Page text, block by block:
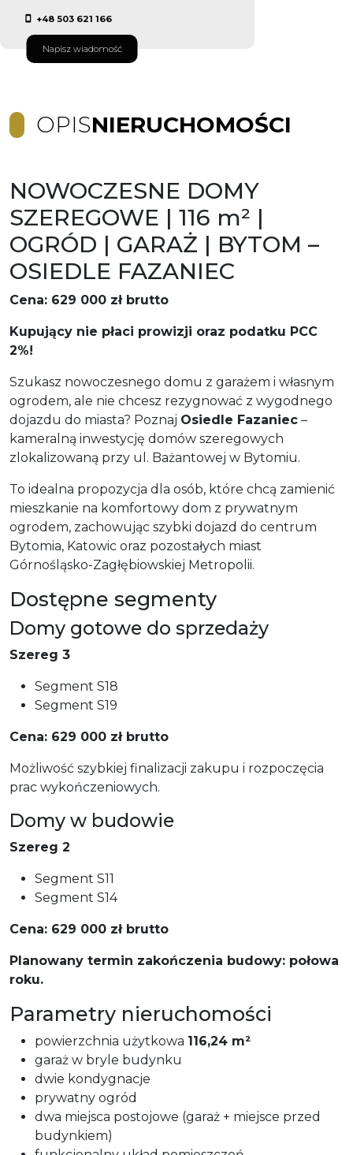
+48 503 621 166
Napisz wiadomość
OPISNIERUCHOMOŚCI
NOWOCZESNE DOMY
SZEREGOWE | 116 m² |
OGRÓD | GARAŻ | BYTOM –
OSIEDLE FAZANIEC
Cena: 629 000 zł brutto
Kupujący nie płaci prowizji oraz podatku PCC
2%!
Szukasz nowoczesnego domu z garażem i własnym
ogrodem, ale nie chcesz rezygnować z wygodnego
dojazdu do miasta? Poznaj Osiedle Fazaniec –
kameralną inwestycję domów szeregowych
zlokalizowaną przy ul. Bażantowej w Bytomiu.
To idealna propozycja dla osób, które chcą zamienić
mieszkanie na komfortowy dom z prywatnym
ogrodem, zachowując szybki dojazd do centrum
Bytomia, Katowic oraz pozostałych miast
Górnośląsko-Zagłębiowskiej Metropolii.
Dostępne segmenty
Domy gotowe do sprzedaży
Szereg 3
Segment S18
Segment S19
Cena: 629 000 zł brutto
Możliwość szybkiej finalizacji zakupu i rozpoczęcia
prac wykończeniowych.
Domy w budowie
Szereg 2
Segment S11
Segment S14
Cena: 629 000 zł brutto
Planowany termin zakończenia budowy: połowa
roku.
Parametry nieruchomości
powierzchnia użytkowa 116,24 m²
garaż w bryle budynku
dwie kondygnacje
prywatny ogród
dwa miejsca postojowe (garaż + miejsce przed
budynkiem)